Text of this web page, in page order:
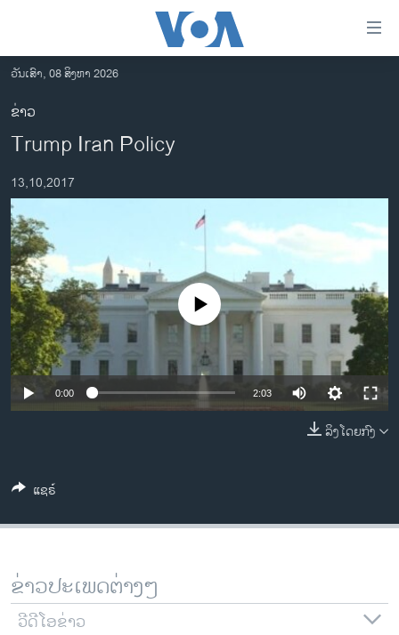
ເຂົ້າ
ຫາ
ຂ້າມ
ຂ້າມ
ໄປ
ຫາ
ຊອກ
ຄົ້ນ
ອາເມຣິກາ
ການເລືອກຕັ້ງ ປະທານາທີບໍດີ ສະຫະລັດ 2024
ຂ່າວ​ຈີນ
ໂລກ
ເອເຊຍ
ອິດສະຫຼະພາບດ້ານການຂ່າວ
ຊີວິດຊາວລາວ
ຊຸມຊົນຊາວລາວ
ວິທະຍາສາດ-ເທັກໂນໂລຈີ
ພາສາອັງກິດ
ລາຍການກະຈາຍສຽງ
ລາຍງານ
ຕິດຕາມພວກເຮົາ ທີ່
ວັນເສົາ, 08 ສິງຫາ 2026
ຂ່າວ
Trump Iran Policy
13,10,2017
No media source currently available
0:00 2:03
ລິງໂດຍກົງ
ແຊຣ໌
ຂ່າວປະເພດຕ່າງໆ
ວີດີໂອຂ່າວ